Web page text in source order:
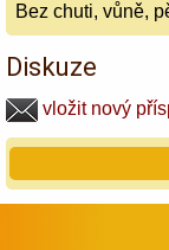
Bez chuti, vůně,
Diskuze
vložit nový